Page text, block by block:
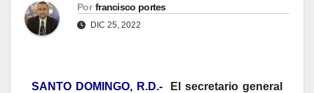
Por francisco portes
DIC 25, 2022
SANTO DOMINGO, R.D.-
El secretario general